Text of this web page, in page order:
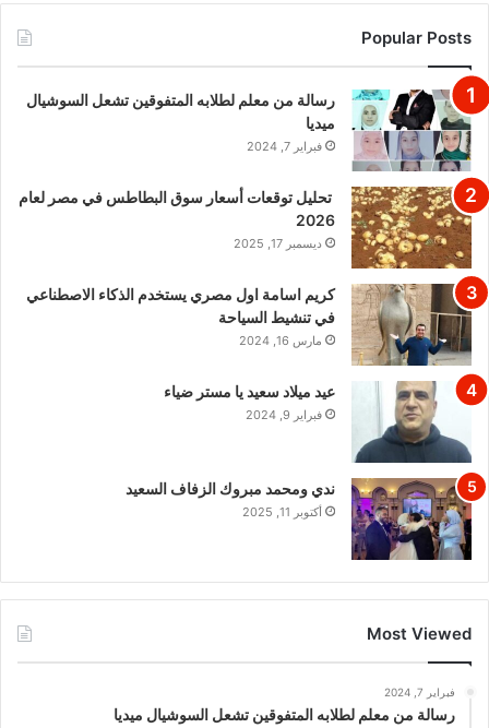
Popular Posts
رسالة من معلم لطلابه المتفوقين تشعل السوشيال
ميديا
فبراير 7, 2024
تحليل توقعات أسعار سوق البطاطس في مصر لعام
2026
ديسمبر 17, 2025
كريم اسامة اول مصري يستخدم الذكاء الاصطناعي
في تنشيط السياحة
مارس 16, 2024
عيد ميلاد سعيد يا مستر ضياء
فبراير 9, 2024
ندي ومحمد مبروك الزفاف السعيد
أكتوبر 11, 2025
Most Viewed
فبراير 7, 2024
رسالة من معلم لطلابه المتفوقين تشعل السوشيال ميديا